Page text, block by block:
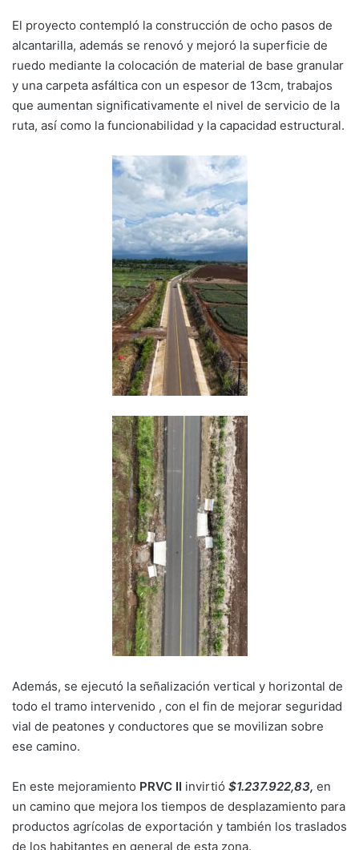
El proyecto contempló la construcción de ocho pasos de
alcantarilla, además se renovó y mejoró la superficie de
ruedo mediante la colocación de material de base granular
y una carpeta asfáltica con un espesor de 13cm, trabajos
que aumentan significativamente el nivel de servicio de la
ruta, así como la funcionabilidad y la capacidad estructural.
Además, se ejecutó la señalización vertical y horizontal de
todo el tramo intervenido , con el fin de mejorar seguridad
vial de peatones y conductores que se movilizan sobre
ese camino.
En este mejoramiento PRVC II invirtió $1.237.922,83, en
un camino que mejora los tiempos de desplazamiento para
productos agrícolas de exportación y también los traslados
de los habitantes en general de esta zona.